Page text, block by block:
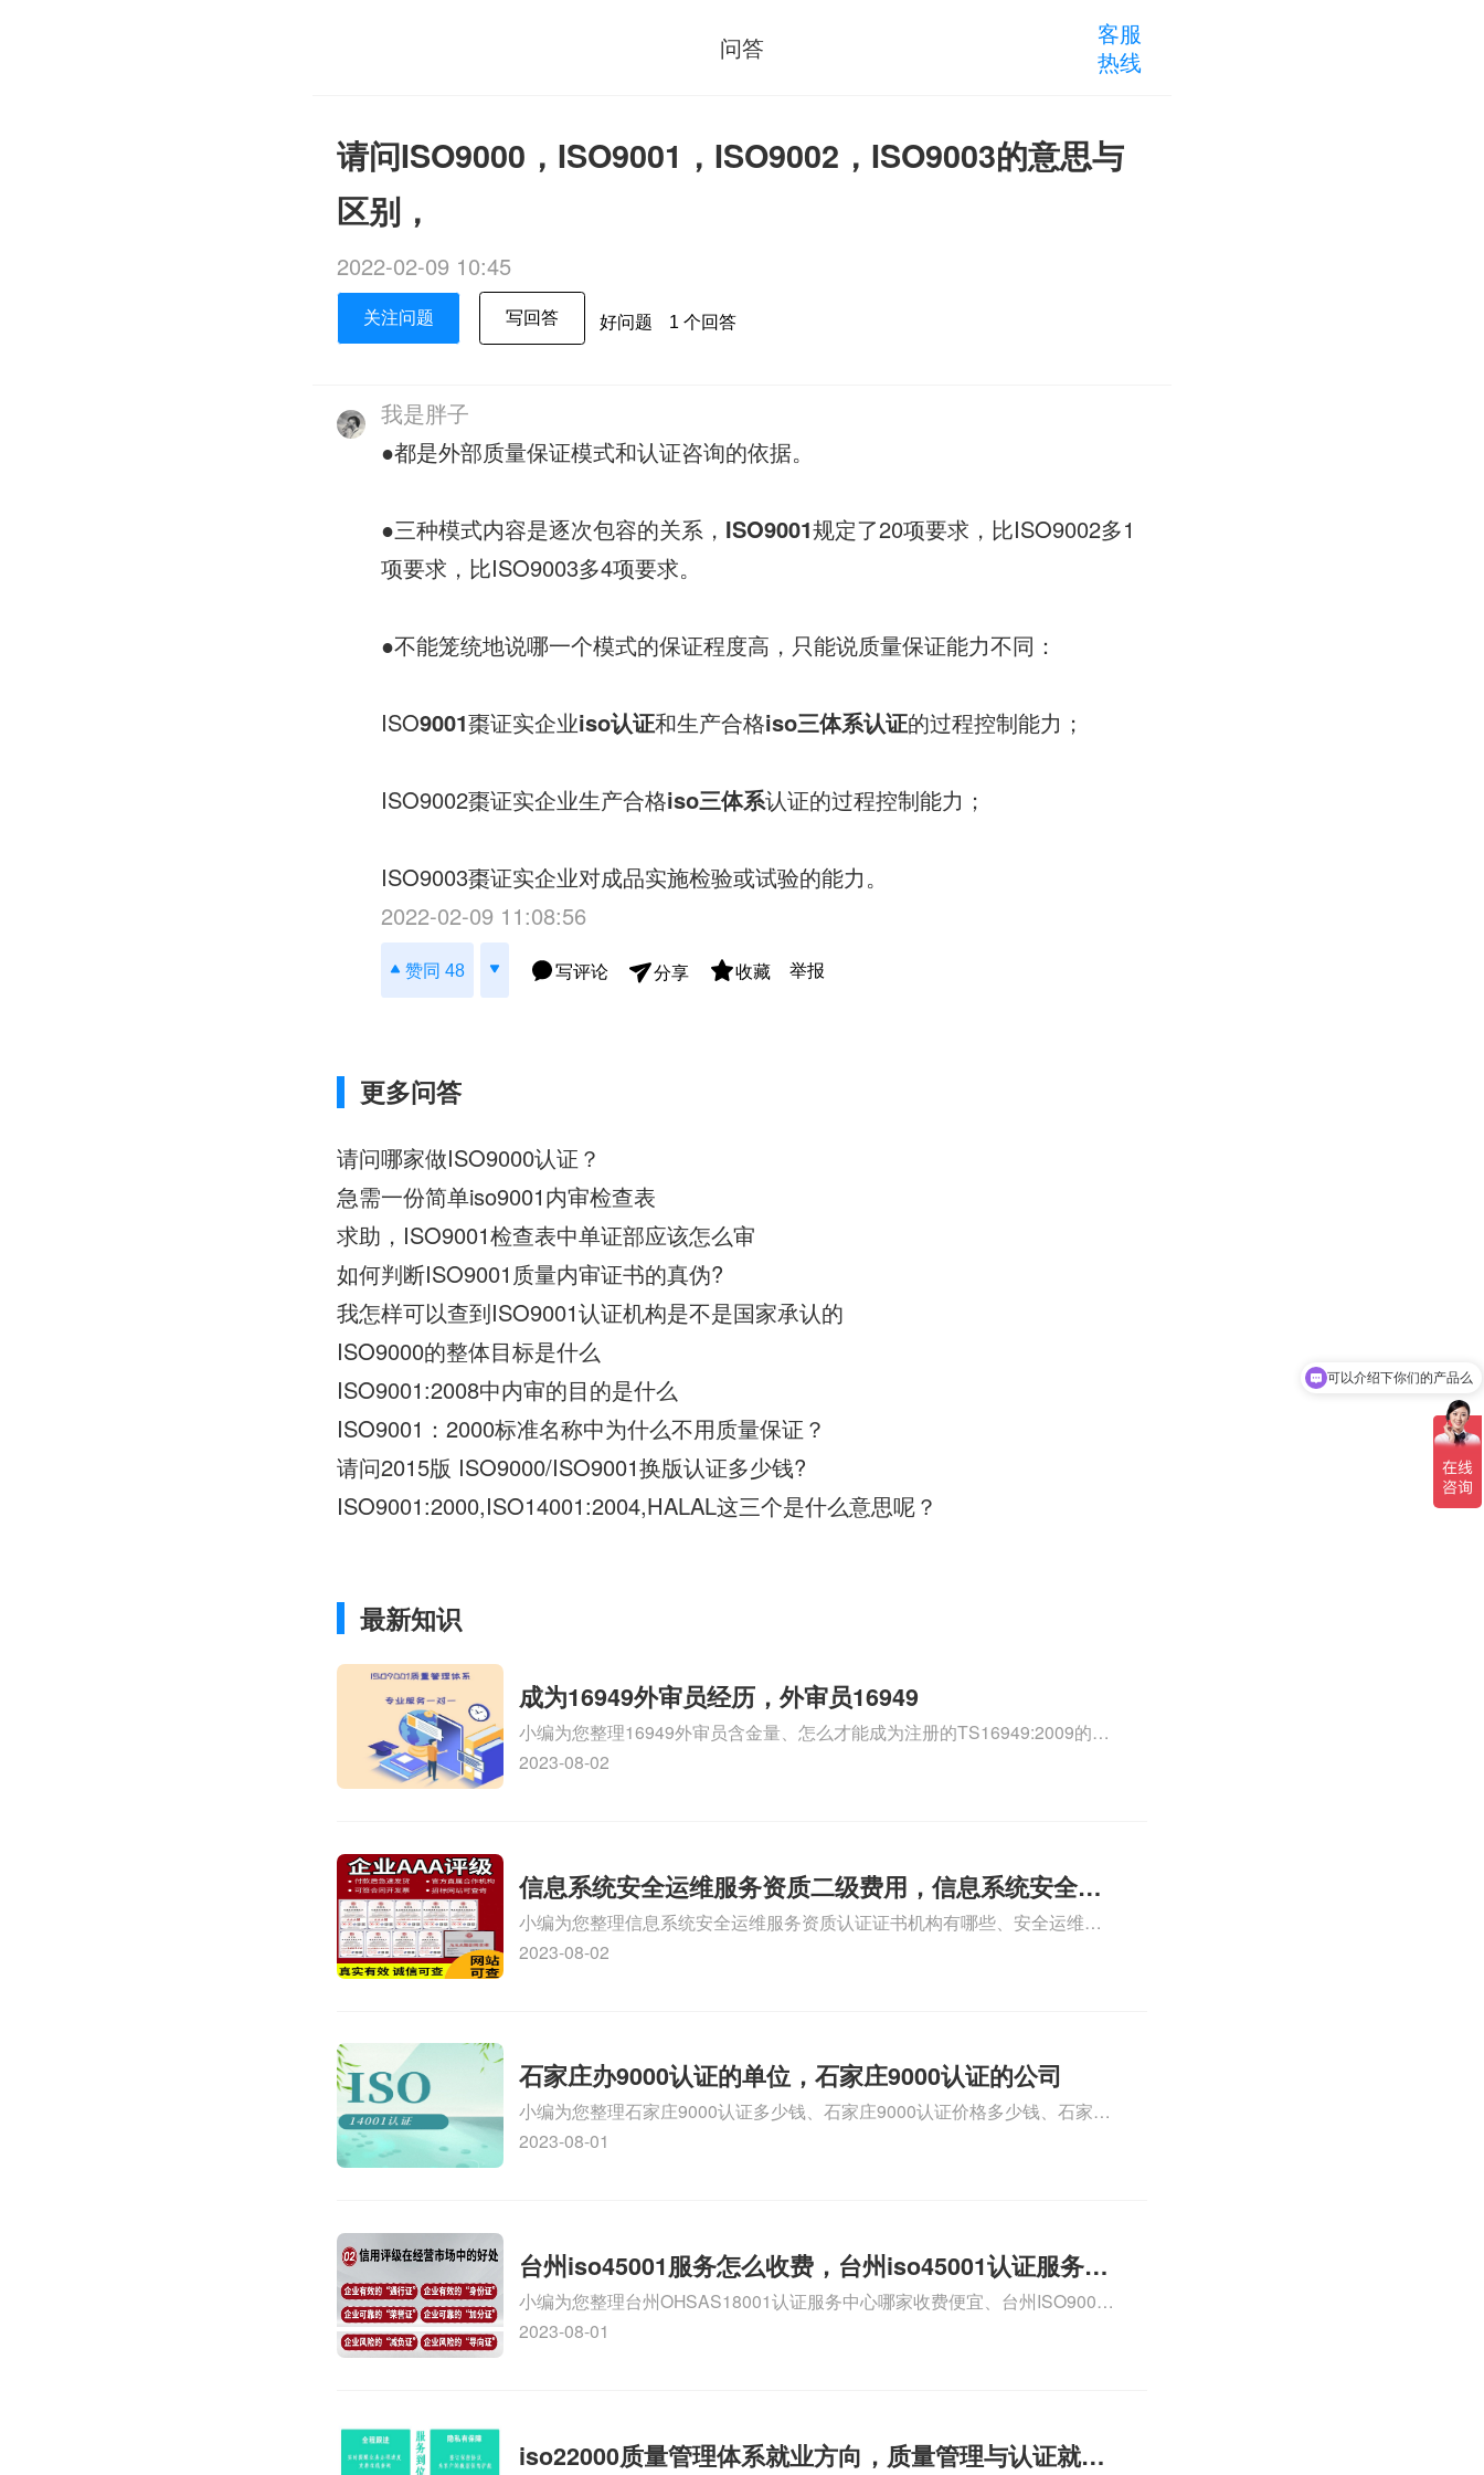
问答
客服
热线
请问ISO9000，ISO9001，ISO9002，ISO9003的意思与
区别，
2022-02-09 10:45
关注问题 写回答 好问题 1 个回答
我是胖子
●都是外部质量保证模式和认证咨询的依据。
●三种模式内容是逐次包容的关系， ISO9001规定了20项要求，比ISO9002多1
项要求，比ISO9003多4项要求。
●不能笼统地说哪一个模式的保证程度高，只能说质量保证能力不同：
ISO9001棗证实企业iso认证和生产合格iso三体系认证的过程控制能力；
ISO9002棗证实企业生产合格iso三体系认证的过程控制能力；
ISO9003棗证实企业对成品实施检验或试验的能力。
2022-02-09 11:08:56
赞同 48 写评论 分享 收藏 举报
更多问答
请问哪家做ISO9000认证？
急需一份简单iso9001内审检查表
求助，ISO9001检查表中单证部应该怎么审
如何判断ISO9001质量内审证书的真伪?
我怎样可以查到ISO9001认证机构是不是国家承认的
ISO9000的整体目标是什么
ISO9001:2008中内审的目的是什么
ISO9001：2000标准名称中为什么不用质量保证？
请问2015版 ISO9000/ISO9001换版认证多少钱?
ISO9001:2000,ISO14001:2004,HALAL这三个是什么意思呢？
最新知识
成为16949外审员经历，外审员16949
小编为您整理16949外审员含金量、怎么才能成为注册的TS16949:2009的外
审员、我也想16949外审员，不过不了解具体情况、iso9000外审员、
2023-08-02
信息系统安全运维服务资质二级费用，信息系统安全运
维服务资质二级
小编为您整理信息系统安全运维服务资质认证证书机构有哪些、安全运维服
务资质的费用是多少啊、安全运维服务资质哪家便宜、安全运维服务资质认
2023-08-02
石家庄办9000认证的单位，石家庄9000认证的公司
小编为您整理石家庄9000认证多少钱、石家庄9000认证价格多少钱、石家庄
9000认证大概多少钱、石家庄9000认证价格贵吗、石家庄9000认证费用大概
2023-08-01
台州iso45001服务怎么收费，台州iso45001认证服务怎
么收费
小编为您整理台州OHSAS18001认证服务中心哪家收费便宜、台州ISO9000
认证，哪个咨询公司服务好、台州CE认证,台州机械机电CE认证、CE认证怎
2023-08-01
iso22000质量管理体系就业方向，质量管理与认证就业
你们是怎么收费的呢